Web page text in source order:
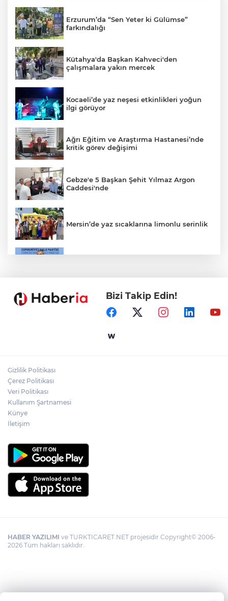
Erzurum’da “Sen Yeter ki Gülümse”
farkındalığı
Kütahya'da Başkan Kahveci'den
çalışmalara yakın mercek
Kocaeli’de yaz neşesi etkinlikleri yoğun
ilgi görüyor
Ağrı Eğitim ve Araştırma Hastanesi’nde
kritik görev değişimi
Gebze'e 5 Başkan Şehit Yılmaz Argon
Caddesi'nde
Mersin’de yaz sıcaklarına limonlu serinlik
İçişleri Bakanı Çiftçi'den YÖK ziyareti
Gaziantep'in CODA&COBA'sında
Bizi Takip Edin!
Gizlilik Politikası
Çerez Politikası
Veri Politikası
Kullanım Şartnamesi
Künye
İletişim
HABER YAZILIMI ve TURKTICARET.NET projesidir Copyright© 2006-
2026 Tüm hakları saklıdır.